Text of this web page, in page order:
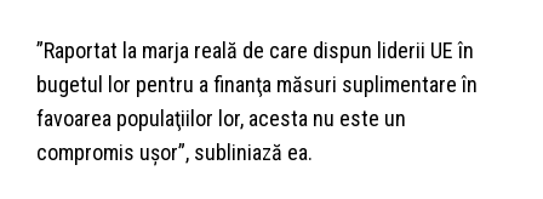
”Raportat la marja reală de care dispun liderii UE în
bugetul lor pentru a finanţa măsuri suplimentare în
favoarea populaţiilor lor, acesta nu este un
compromis uşor”, subliniază ea.